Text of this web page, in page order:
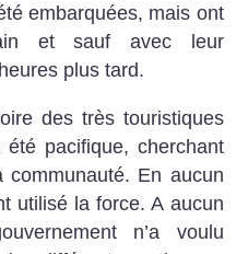
embarquées, mais ont
et sauf avec leur
plus tard.
des très touristiques
été pacifique, cherchant
En aucun
utilisé la force. A aucun
n’a voulu